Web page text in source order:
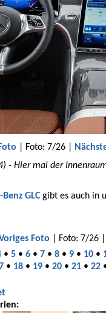
| Foto: 7/26 |
- Hier mal der
GLC gibt es auch in
Foto | Foto: 7/26 |
• 5• 6• 7• 8• 9• 10•
• 18• 19• 20• 21• 22